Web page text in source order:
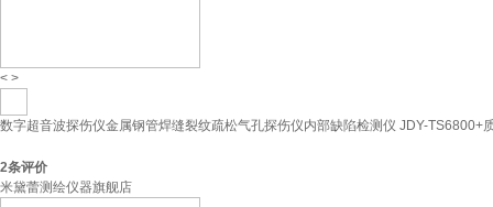
< >
数字超音波探伤仪金属钢管焊缝裂纹疏松气孔探伤仪内部缺陷检测仪 JDY-TS6800+
2条评价
米黛蕾测绘仪器旗舰店